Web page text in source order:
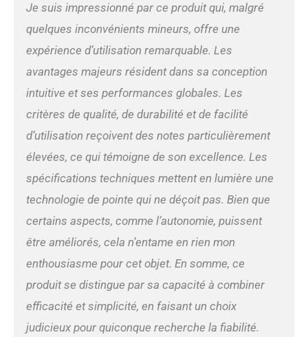
Je suis impressionné par ce produit qui, malgré
quelques inconvénients mineurs, offre une
expérience d’utilisation remarquable. Les
avantages majeurs résident dans sa conception
intuitive et ses performances globales. Les
critères de qualité, de durabilité et de facilité
d’utilisation reçoivent des notes particulièrement
élevées, ce qui témoigne de son excellence. Les
spécifications techniques mettent en lumière une
technologie de pointe qui ne déçoit pas. Bien que
certains aspects, comme l’autonomie, puissent
être améliorés, cela n’entame en rien mon
enthousiasme pour cet objet. En somme, ce
produit se distingue par sa capacité à combiner
efficacité et simplicité, en faisant un choix
judicieux pour quiconque recherche la fiabilité.